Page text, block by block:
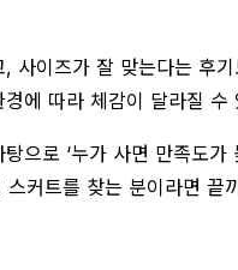
이즈가 잘 맞는다는 후
에 따라 체감이 달라질
로 ‘누가 사면 만족도가
커트를 찾는 분이라면 끝